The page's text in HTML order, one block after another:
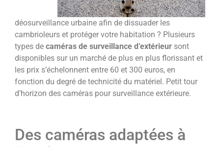
déosurveillance urbaine afin de dissuader les
cambrioleurs et protéger votre habitation ? Plusieurs
types de caméras de surveillance d’extérieur sont
disponibles sur un marché de plus en plus florissant et
les prix s’échelonnent entre 60 et 300 euros, en
fonction du degré de technicité du matériel. Petit tour
d’horizon des caméras pour surveillance extérieure.
Des caméras adaptées à